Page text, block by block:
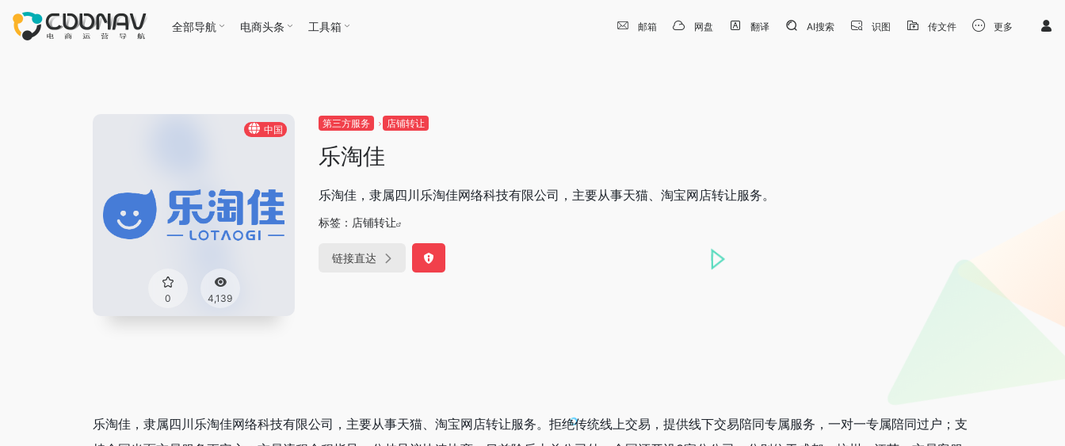
全部导航 电商头条 工具箱 邮箱 网盘 翻译 AI搜索 识图 传文件 更多
中国
0 4,139
第三方服务 店铺转让
乐淘佳
乐淘佳，隶属四川乐淘佳网络科技有限公司，主要从事天猫、淘宝网店转让服务。
标签： 店铺转让
链接直达
乐淘佳，隶属四川乐淘佳网络科技有限公司，主要从事天猫、淘宝网店转让服务。拒绝传统线上交易，提供线下交易陪同专属服务，一对一专属陪同过户；支